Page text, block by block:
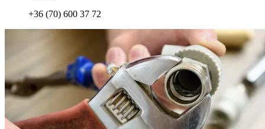
+36 (70) 600 37 72